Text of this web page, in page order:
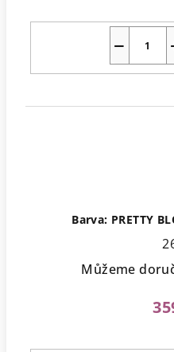
−
Barva: PRETTY
Můžeme